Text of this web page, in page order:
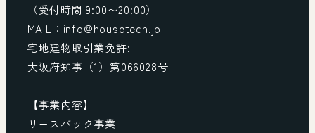
（受付時間 9:00〜20:00）
MAIL：info@housetech.jp
宅地建物取引業免許:
大阪府知事（1）第066028号
【事業内容】
リースバック事業